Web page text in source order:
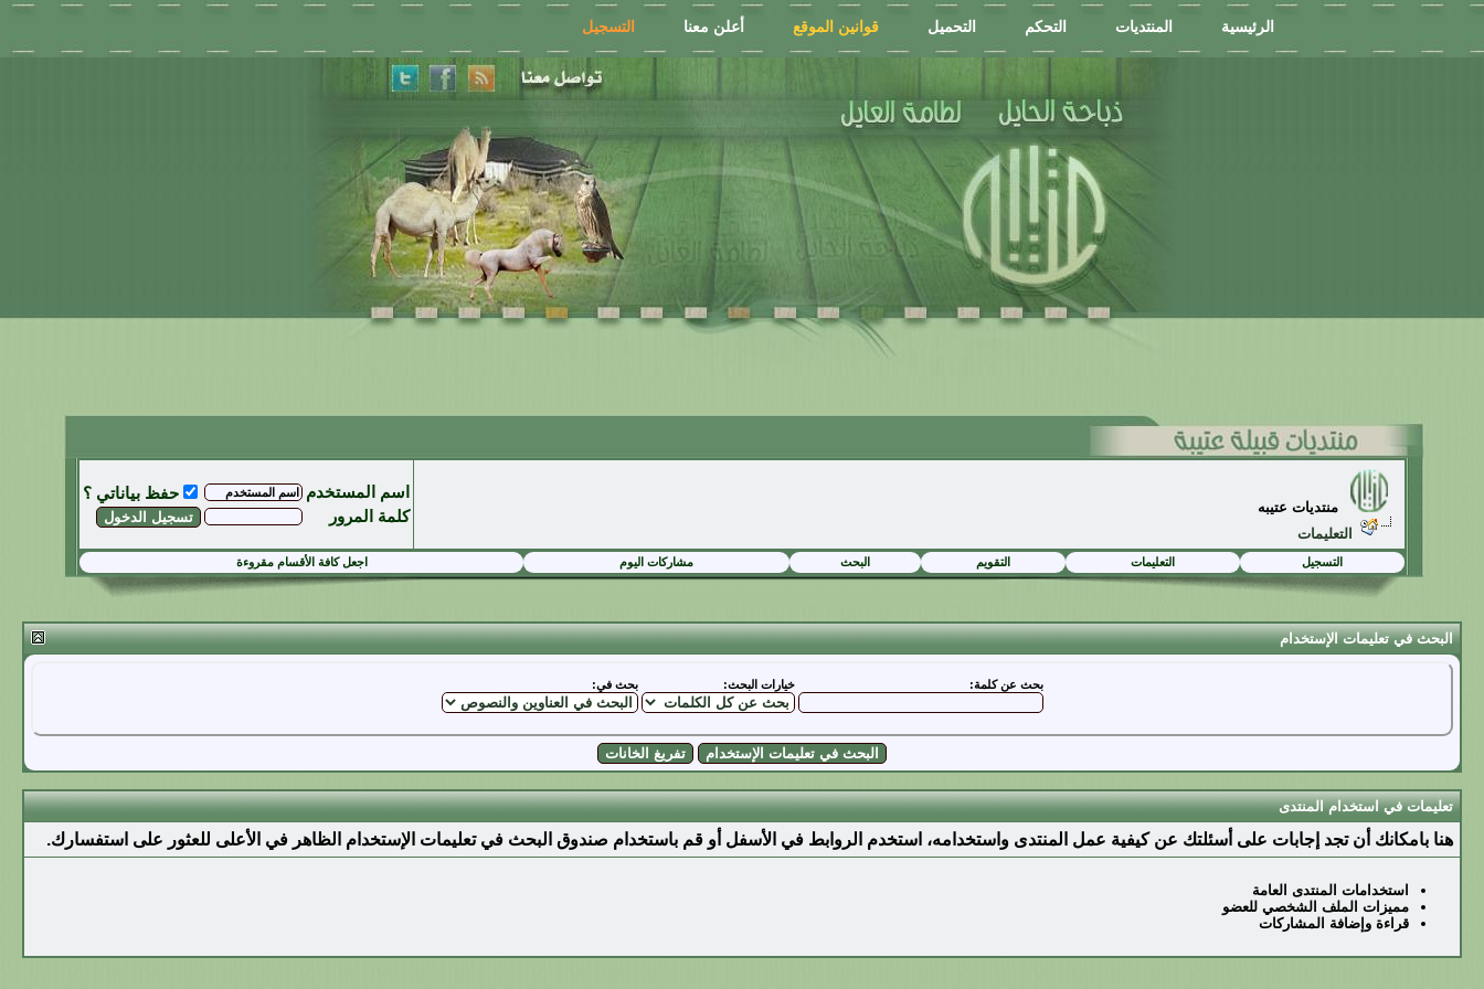
الرئيسية المنتديات التحكم التحميل قوانين الموقع أعلن معنا التسجيل
منتديات عتيبه
التعليمات
اسم المستخدم
حفظ بياناتي ؟
كلمة المرور
التسجيل التعليمات التقويم البحث مشاركات اليوم اجعل كافة الأقسام مقروءة
البحث في تعليمات الإستخدام
بحث عن كلمة: خيارات البحث: بحث في:
تعليمات في استخدام المنتدى
هنا بامكانك أن تجد إجابات على أسئلتك عن كيفية عمل المنتدى واستخدامه، استخدم الروابط في الأسفل أو قم باستخدام صندوق البحث في تعليمات الإستخدام الظاهر في الأعلى للعثور على استفسارك.
استخدامات المنتدى العامة
مميزات الملف الشخصي للعضو
قراءة وإضافة المشاركات